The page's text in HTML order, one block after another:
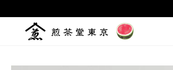
進む